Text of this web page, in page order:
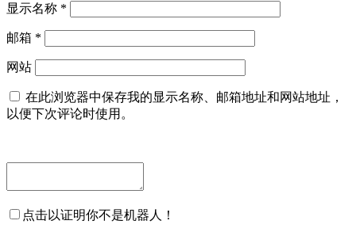
显示名称 *
邮箱 *
网站
在此浏览器中保存我的显示名称、邮箱地址和网站地址，
以便下次评论时使用。
点击以证明你不是机器人！